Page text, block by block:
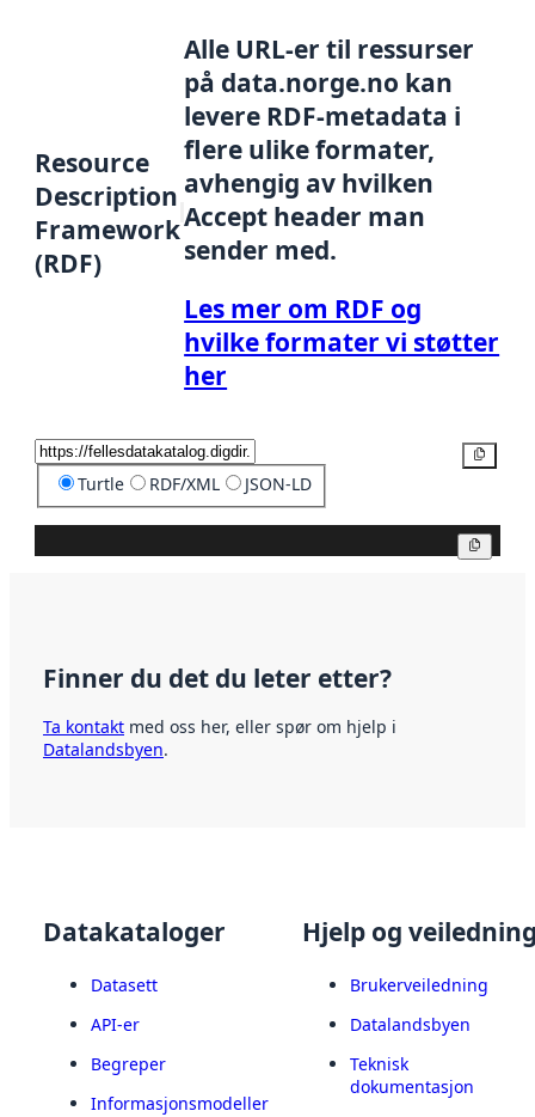
Resource
Description
Framework
(RDF)
Alle URL-er til ressurser
på data.norge.no kan
levere RDF-metadata i
flere ulike formater,
avhengig av hvilken
Accept header man
sender med.
Les mer om RDF og
hvilke formater vi støtter
her
Turtle RDF/XML JSON-LD
Finner du det du leter etter?
Ta kontakt med oss her, eller spør om hjelp i
Datalandsbyen.
Datakataloger
Datasett
API-er
Begreper
Informasjonsmodeller
Hjelp og
Brukerveiledning
Datalandsbyen
Teknisk
dokumentasjon